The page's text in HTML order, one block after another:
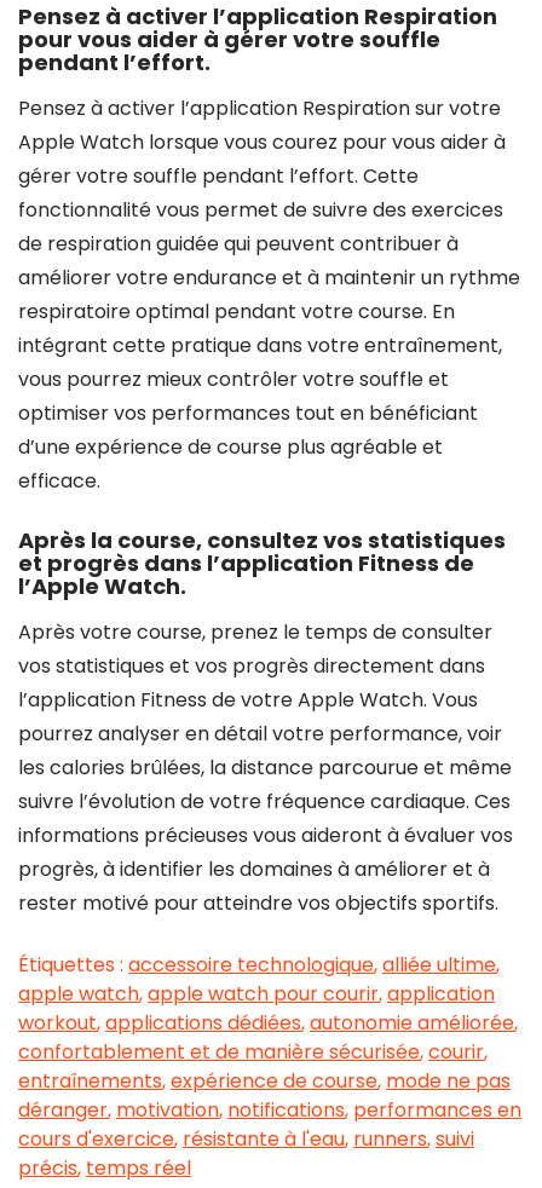
Pensez à activer l’application Respiration
pour vous aider à gérer votre souffle
pendant l’effort.
Pensez à activer l’application Respiration sur votre
Apple Watch lorsque vous courez pour vous aider à
gérer votre souffle pendant l’effort. Cette
fonctionnalité vous permet de suivre des exercices
de respiration guidée qui peuvent contribuer à
améliorer votre endurance et à maintenir un rythme
respiratoire optimal pendant votre course. En
intégrant cette pratique dans votre entraînement,
vous pourrez mieux contrôler votre souffle et
optimiser vos performances tout en bénéficiant
d’une expérience de course plus agréable et
efficace.
Après la course, consultez vos statistiques
et progrès dans l’application Fitness de
l’Apple Watch.
Après votre course, prenez le temps de consulter
vos statistiques et vos progrès directement dans
l’application Fitness de votre Apple Watch. Vous
pourrez analyser en détail votre performance, voir
les calories brûlées, la distance parcourue et même
suivre l’évolution de votre fréquence cardiaque. Ces
informations précieuses vous aideront à évaluer vos
progrès, à identifier les domaines à améliorer et à
rester motivé pour atteindre vos objectifs sportifs.
Étiquettes : accessoire technologique,alliée ultime,
apple watch,apple watch pour courir,application
workout,applications dédiées,autonomie améliorée,
confortablement et de manière sécurisée,courir,
entraînements,expérience de course, mode ne pas
déranger, motivation, notifications, performances en
cours d'exercice, résistante à l'eau, runners,suivi
précis, temps réel